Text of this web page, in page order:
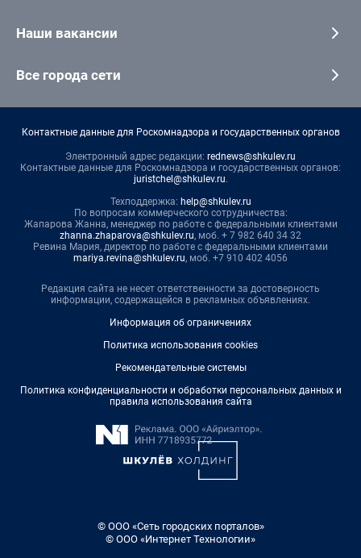
Наши вакансии
Все города сети
Контактные данные для Роскомнадзора и государственных органов
Электронный адрес редакции: rednews@shkulev.ru
Контактные данные для Роскомнадзора и государственных органов:
juristchel@shkulev.ru.
Техподдержка: help@shkulev.ru
По вопросам коммерческого сотрудничества:
Жапарова Жанна, менеджер по работе с федеральными клиентами
zhanna.zhaparova@shkulev.ru, моб. + 7 982 640 34 32
Ревина Мария, директор по работе с федеральными клиентами
mariya.revina@shkulev.ru, моб. +7 910 402 4056
Редакция сайта не несет ответственности за достоверность
информации, содержащейся в рекламных объявлениях.
Информация об ограничениях
Политика использования cookies
Рекомендательные системы
Политика конфиденциальности и обработки персональных данных и
правила использования сайта
© ООО «Сеть городских порталов»
© ООО «Интернет Технологии»